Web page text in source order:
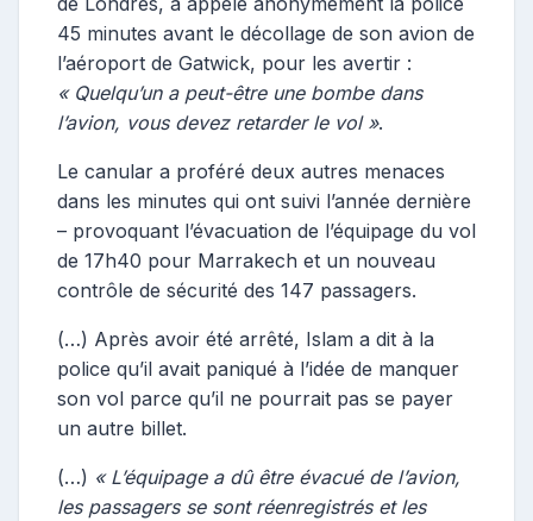
45 minutes avant le décollage de son avion de
l’aéroport de Gatwick, pour les avertir :
« Quelqu’un a peut-être une bombe dans
l’avion, vous devez retarder le vol ».
Le canular a proféré deux autres menaces
dans les minutes qui ont suivi l’année dernière
– provoquant l’évacuation de l’équipage du vol
de 17h40 pour Marrakech et un nouveau
contrôle de sécurité des 147 passagers.
(…) Après avoir été arrêté, Islam a dit à la
police qu’il avait paniqué à l’idée de manquer
son vol parce qu’il ne pourrait pas se payer
un autre billet.
(…) « L’équipage a dû être évacué de l’avion,
les passagers se sont réenregistrés et les